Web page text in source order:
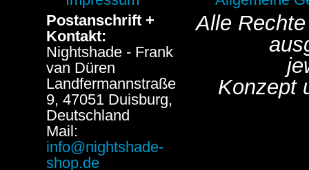
Postanschrift +
Kontakt:
Nightshade - Frank
van Düren
Landfermannstraße
9, 47051 Duisburg,
Deutschland
Mail:
info@nightshade-
shop.de
Alle
Konzept